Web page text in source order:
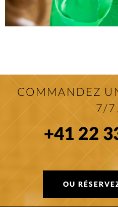
COMMANDEZ
7/
+41 22
OU